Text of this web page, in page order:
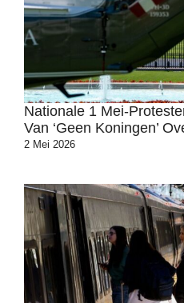
Nationale 1 Mei-
Van ‘Geen Koningen’
2 Mei 2026